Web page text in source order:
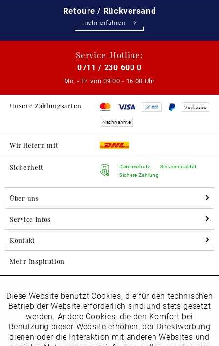
Retoure / Rückversand
mehr erfahren
Service-Hotline:
0711 / 230 600 0
Mo. - Fr. von 09:00 - 16:00 Uhr
Unsere Zahlungsarten Vorkasse
Nachnahme
Wir liefern mit
Sicherheit
Datenschutz
Sichere Zahlung
Servicequalität
Über uns
Service Infos
Kontakt
Mehr Inspiration
Folgen Sie uns auf Instagram
horsch_schuhe
Funktionale Aktiv
Marketing Inaktiv
Diese Website benutzt Cookies, die für den technischen
Betrieb der Website erforderlich sind und stets gesetzt
werden. Andere Cookies, die den Komfort bei
Benutzung dieser Website erhöhen, der Direktwerbung
dienen oder die Interaktion mit anderen Websites und